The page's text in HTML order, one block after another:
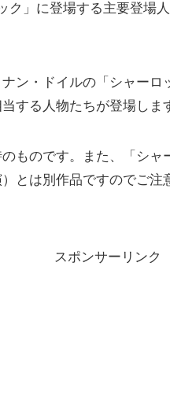
」に登場する主要登場
ン・ドイルの「シャー
する人物たちが登場しま
ものです。また、「シャ
とは別作品ですのでご注
スポンサーリンク